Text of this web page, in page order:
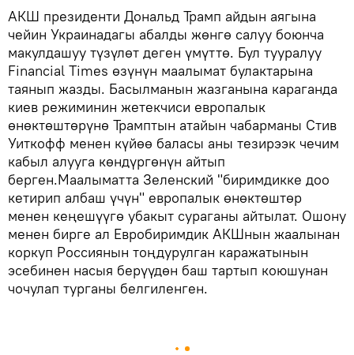
АКШ президенти Дональд Трамп айдын аягына
чейин Украинадагы абалды жөнгө салуу боюнча
макулдашуу түзүлөт деген үмүттө. Бул тууралуу
Financial Times өзүнүн маалымат булактарына
таянып жазды. Басылманын жазганына караганда
киев режиминин жетекчиси европалык
өнөктөштөрүнө Трамптын атайын чабарманы Стив
Уиткофф менен күйөө баласы аны тезирээк чечим
кабыл алууга көндүргөнүн айтып
берген.Маалыматта Зеленский "биримдикке доо
кетирип албаш үчүн" европалык өнөктөштөр
менен кеңешүүгө убакыт сураганы айтылат. Ошону
менен бирге ал Евробиримдик АКШнын жаалынан
коркуп Россиянын тоңдурулган каражатынын
эсебинен насыя берүүдөн баш тартып коюшунан
чочулап турганы белгиленген.